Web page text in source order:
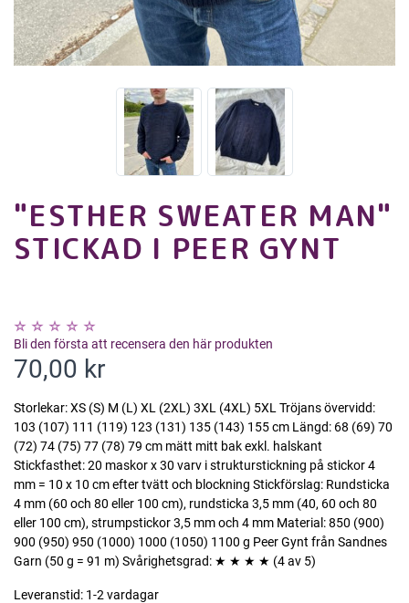
"ESTHER SWEATER MAN"
STICKAD I PEER GYNT
Bli den första att recensera den här produkten
70,00 kr
Storlekar: XS (S) M (L) XL (2XL) 3XL (4XL) 5XL Tröjans övervidd:
103 (107) 111 (119) 123 (131) 135 (143) 155 cm Längd: 68 (69) 70
(72) 74 (75) 77 (78) 79 cm mätt mitt bak exkl. halskant
Stickfasthet: 20 maskor x 30 varv i strukturstickning på stickor 4
mm = 10 x 10 cm efter tvätt och blockning Stickförslag: Rundsticka
4 mm (60 och 80 eller 100 cm), rundsticka 3,5 mm (40, 60 och 80
eller 100 cm), strumpstickor 3,5 mm och 4 mm Material: 850 (900)
900 (950) 950 (1000) 1000 (1050) 1100 g Peer Gynt från Sandnes
Garn (50 g = 91 m) Svårighetsgrad: ★ ★ ★ ★ (4 av 5)
Leveranstid: 1-2 vardagar